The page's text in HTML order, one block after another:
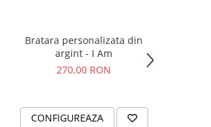
Bratara personalizata din
argint - I Am
270,00 RON
CONFIGUREAZA